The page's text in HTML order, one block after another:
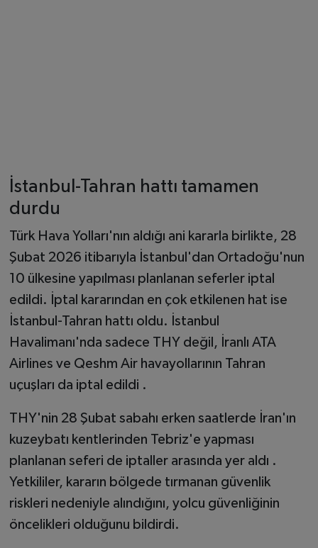
İstanbul-Tahran hattı tamamen
durdu
Türk Hava Yolları'nın aldığı ani kararla birlikte, 28
Şubat 2026 itibarıyla İstanbul'dan Ortadoğu'nun
10 ülkesine yapılması planlanan seferler iptal
edildi. İptal kararından en çok etkilenen hat ise
İstanbul-Tahran hattı oldu. İstanbul
Havalimanı'nda sadece THY değil, İranlı ATA
Airlines ve Qeshm Air havayollarının Tahran
uçuşları da iptal edildi .
THY'nin 28 Şubat sabahı erken saatlerde İran'ın
kuzeybatı kentlerinden Tebriz'e yapması
planlanan seferi de iptaller arasında yer aldı .
Yetkililer, kararın bölgede tırmanan güvenlik
riskleri nedeniyle alındığını, yolcu güvenliğinin
öncelikleri olduğunu bildirdi.